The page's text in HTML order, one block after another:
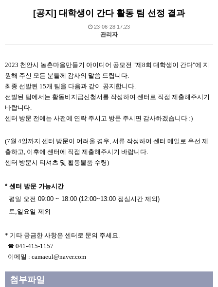
[공지] 대학생이 간다 활동 팀 선정 결과
23-06-28 17:23
관리자
본문
2023 천안시 농촌마을만들기 아이디어 공모전 "제8회 대학생이 간다"에 지
원해 주신 모든 분들께 감사의 말씀 드립니다.
최종 선발된 15개 팀을 다음과 같이 공지합니다.
선발된 팀에서는 활동비지급신청서를 작성하여 센터로 직접 제출해주시기
바랍니다.
센터 방문 전에는 사전에 연락 주시고 방문 주시면 감사하겠습니다 :)
(7월 4일까지 센터 방문이 어려울 경우, 서류 작성하여 센터 메일로 우선 제
출하고, 이후에 센터에 직접 제출해주시기 바랍니다.
센터 방문시 티셔츠 및 활동물품 수령)
* 센터 방문 가능시간
평일 오전 09:00 ~ 18:00 (12:00~13:00 점심시간 제외)
토,일요일 제외
* 기타 궁금한 사항은 센터로 문의 주세요.
☎ 041-415-1157
이메일 : camaeul@naver.com
첨부파일